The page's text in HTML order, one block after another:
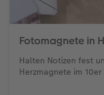
Fotomagnete in
Halten Notizen fest
Herzmagnete im 10er